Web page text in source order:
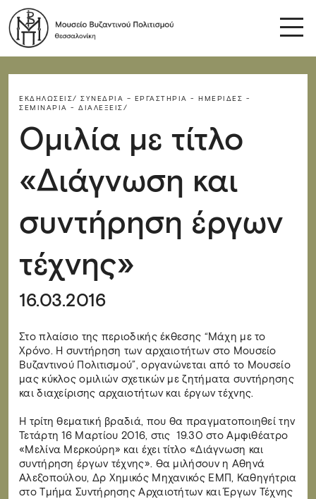
ΕΚΔΗΛΏΣΕΙΣ/ ΣΥΝΈΔΡΙΑ – ΕΡΓΑΣΤΉΡΙΑ - ΗΜΕΡΊΔΕΣ -
ΣΕΜΙΝΆΡΙΑ - ΔΙΑΛΈΞΕΙΣ/
Ομιλία με τίτλο
«Διάγνωση και
συντήρηση έργων
τέχνης»
16.03.2016
Στο πλαίσιο της περιοδικής έκθεσης “Μάχη με το
Χρόνο. Η συντήρηση των αρχαιοτήτων στο Μουσείο
Βυζαντινού Πολιτισμού”, οργανώνεται από το Μουσείο
μας κύκλος ομιλιών σχετικών με ζητήματα συντήρησης
και διαχείρισης αρχαιοτήτων και έργων τέχνης.
Η τρίτη θεματική βραδιά, που θα πραγματοποιηθεί την
Τετάρτη 16 Μαρτίου 2016, στις 19.30 στο Αμφιθέατρο
«Μελίνα Μερκούρη» και έχει τίτλο «Διάγνωση και
συντήρηση έργων τέχνης». Θα μιλήσουν η Αθηνά
Αλεξοπούλου, Δρ Xημικός Mηχανικός ΕΜΠ, Καθηγήτρια
στο Τμήμα Συντήρησης Αρχαιοτήτων και Έργων Τέχνης